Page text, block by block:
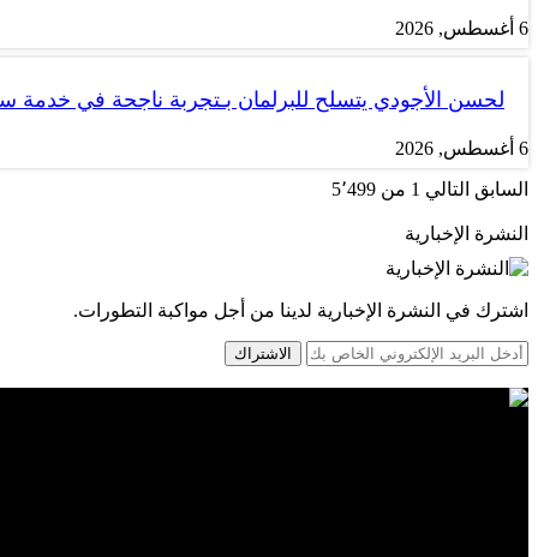
6 أغسطس, 2026
لحسن الأجودي يتسلح للبرلمان بـتجربة ناجحة في خدمة
6 أغسطس, 2026
السابق التالي 1 من 5٬499
النشرة الإخبارية
اشترك في النشرة الإخبارية لدينا من أجل مواكبة التطورات.
الاشتراك